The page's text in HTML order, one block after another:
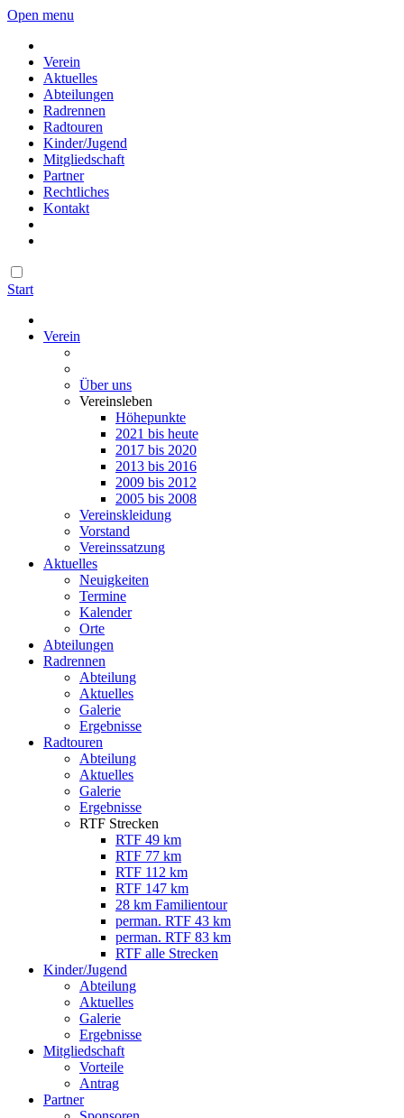
Open menu
Verein
Aktuelles
Abteilungen
Radrennen
Radtouren
Kinder/Jugend
Mitgliedschaft
Partner
Rechtliches
Kontakt
Start
Verein
Über uns
Vereinsleben
Höhepunkte
2021 bis heute
2017 bis 2020
2013 bis 2016
2009 bis 2012
2005 bis 2008
Vereinskleidung
Vorstand
Vereinssatzung
Aktuelles
Neuigkeiten
Termine
Kalender
Orte
Abteilungen
Radrennen
Abteilung
Aktuelles
Galerie
Ergebnisse
Radtouren
Abteilung
Aktuelles
Galerie
Ergebnisse
RTF Strecken
RTF 49 km
RTF 77 km
RTF 112 km
RTF 147 km
28 km Familientour
perman. RTF 43 km
perman. RTF 83 km
RTF alle Strecken
Kinder/Jugend
Abteilung
Aktuelles
Galerie
Ergebnisse
Mitgliedschaft
Vorteile
Antrag
Partner